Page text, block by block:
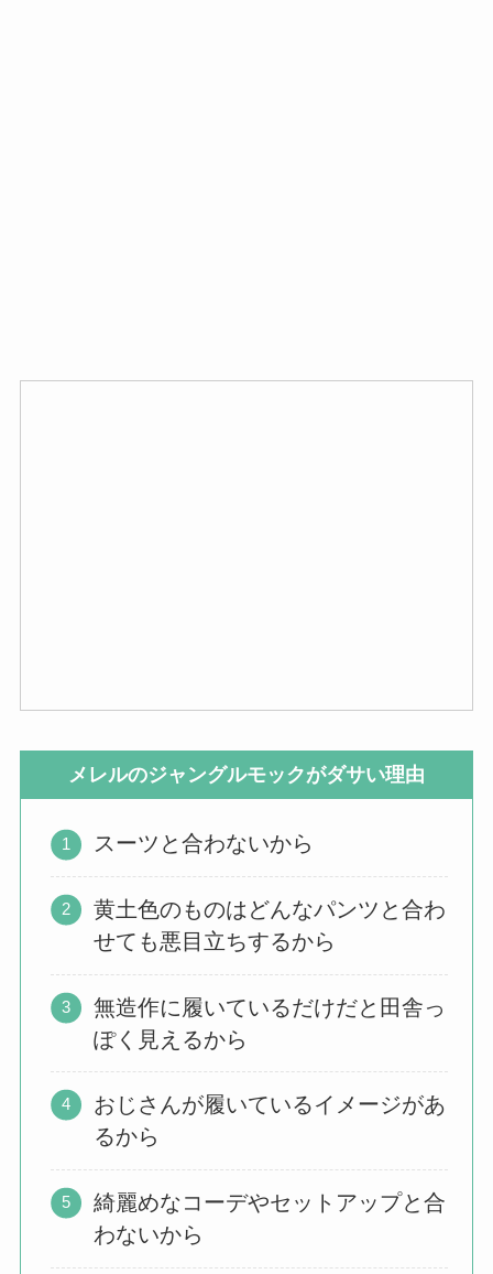
メレルのジャングルモックがダサい理由
スーツと合わないから
黄土色のものはどんなパンツと合わ
せても悪目立ちするから
無造作に履いているだけだと田舎っ
ぽく見えるから
おじさんが履いているイメージがあ
るから
綺麗めなコーデやセットアップと合
わないから